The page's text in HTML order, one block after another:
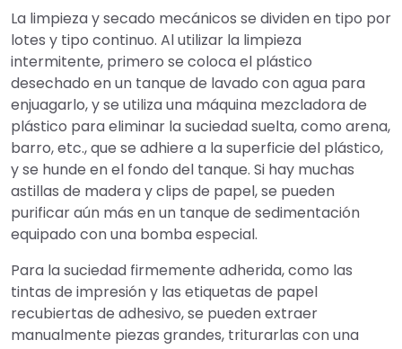
La limpieza y secado mecánicos se dividen en tipo por
lotes y tipo continuo. Al utilizar la limpieza
intermitente, primero se coloca el plástico
desechado en un tanque de lavado con agua para
enjuagarlo, y se utiliza una máquina mezcladora de
plástico para eliminar la suciedad suelta, como arena,
barro, etc., que se adhiere a la superficie del plástico,
y se hunde en el fondo del tanque. Si hay muchas
astillas de madera y clips de papel, se pueden
purificar aún más en un tanque de sedimentación
equipado con una bomba especial.
Para la suciedad firmemente adherida, como las
tintas de impresión y las etiquetas de papel
recubiertas de adhesivo, se pueden extraer
manualmente piezas grandes, triturarlas con una